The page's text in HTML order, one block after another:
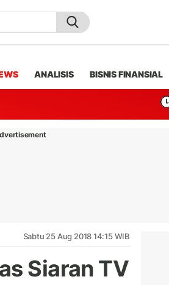
ANALISIS BISNIS FINANSIAL
Sabtu 25 Aug 2018 14:15 WIB
Siaran TV